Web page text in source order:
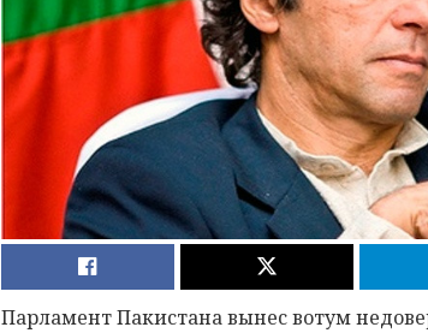
Парламент Пакистана вынес вотум